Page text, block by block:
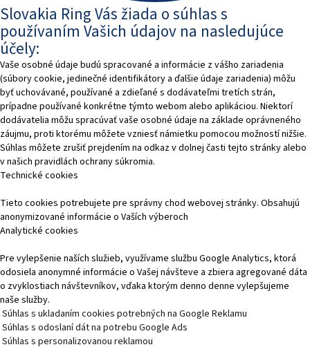
Slovakia Ring Vás žiada o súhlas s
používaním Vašich údajov na nasledujúce
účely:
Vaše osobné údaje budú spracované a informácie z vášho zariadenia
(súbory cookie, jedinečné identifikátory a ďalšie údaje zariadenia) môžu
byť uchovávané, používané a zdieľané s dodávateľmi tretích strán,
prípadne používané konkrétne týmto webom alebo aplikáciou. Niektorí
dodávatelia môžu spracúvať vaše osobné údaje na základe oprávneného
záujmu, proti ktorému môžete vzniesť námietku pomocou možností nižšie.
Súhlas môžete zrušiť prejdením na odkaz v dolnej časti tejto stránky alebo
v našich pravidlách ochrany súkromia.
Technické cookies
Tieto cookies potrebujete pre správny chod webovej stránky. Obsahujú
anonymizované informácie o Vaších výberoch
Analytické cookies
Pre vylepšenie naších služieb, využívame službu Google Analytics, ktorá
odosiela anonymné informácie o Vašej návšteve a zbiera agregované dáta
o zvyklostiach návštevníkov, vďaka ktorým denno denne vylepšujeme
naše služby.
Súhlas s ukladaním cookies potrebných na Google Reklamu
Súhlas s odoslaní dát na potrebu Google Ads
Súhlas s personalizovanou reklamou